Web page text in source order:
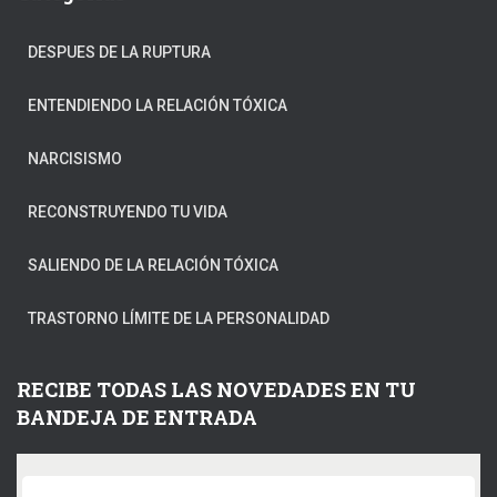
DESPUES DE LA RUPTURA
ENTENDIENDO LA RELACIÓN TÓXICA
NARCISISMO
RECONSTRUYENDO TU VIDA
SALIENDO DE LA RELACIÓN TÓXICA
TRASTORNO LÍMITE DE LA PERSONALIDAD
RECIBE TODAS LAS NOVEDADES EN TU
BANDEJA DE ENTRADA